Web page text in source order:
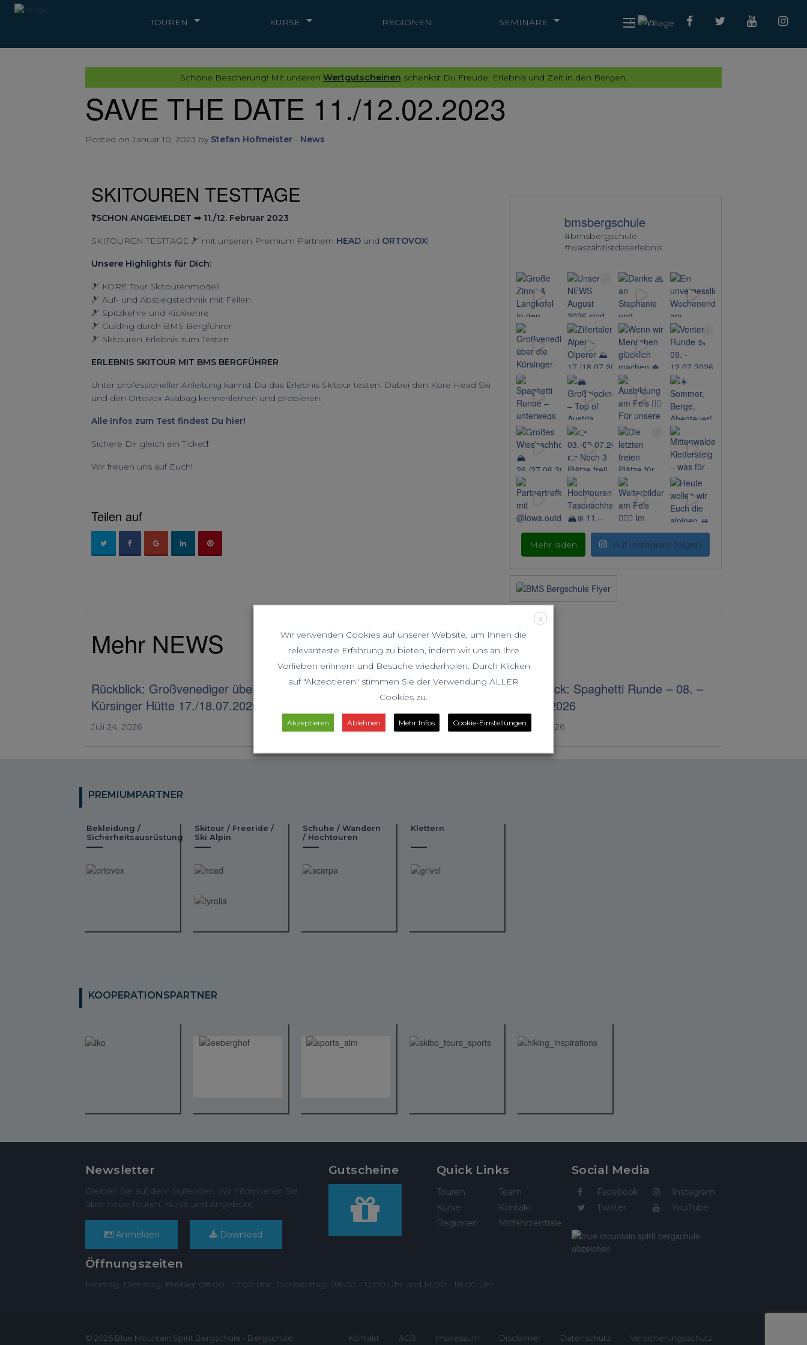
TOUREN KURSE REGIONEN SEMINARE NEWS
Schöne Bescherung! Mit unseren Wertgutscheinen schenkst Du Freude, Erlebnis und Zeit in den Bergen.
SAVE THE DATE 11./12.02.2023
Posted on Januar 10, 2023 by Stefan Hofmeister - News
SKITOUREN TESTTAGE
❓SCHON ANGEMELDET ➡ 11./12. Februar 2023
SKITOUREN TESTTAGE 🎿 mit unseren Premium Partnern HEAD und ORTOVOX!
Unsere Highlights für Dich:
🎿 KORE Tour Skitourenmodell
🎿 Auf- und Abstiegstechnik mit Fellen
🎿 Spitzkehre und Kickkehre
🎿 Guiding durch BMS Bergführer
🎿 Skitouren Erlebnis zum Testen
ERLEBNIS SKITOUR MIT BMS BERGFÜHRER
Unter professioneller Anleitung kannst Du das Erlebnis Skitour testen. Dabei den Kore Head Ski
und den Ortovox Avabag kennenlernen und probieren.
Alle Infos zum Test findest Du hier!
Sichere Dir gleich ein Ticket❗️
Wir freuen uns auf Euch!
Teilen auf
bmsbergschule
#bmsbergschule
#waszähltistdaserlebnis
Mehr laden Auf Instagram folgen
Mehr NEWS
Rückblick: Großvenediger über die
Kürsinger Hütte 17./18.07.2026
Juli 24, 2026
RÜCKBLICK: Zillertaler Alpen –
Juli 20, 2026
Rückblick: Spaghetti Runde – 08. –
13.07.2026
Juli 14, 2026
PREMIUMPARTNER
Bekleidung /
Sicherheitsausrüstung
Skitour / Freeride /
Ski Alpin
Schuhe / Wandern
/ Hochtouren
Klettern
KOOPERATIONSPARTNER
Newsletter
Bleiben Sie auf dem laufenden. Wir informieren Sie
über neue Touren, Kurse und Angebote.
Anmelden Download
Gutscheine Quick Links
Touren
Kurse
Regionen
Team
Kontakt
Mitfahrzentrale
Social Media
Facebook
Twitter
Instagram
YouTube
Öffnungszeiten
Montag, Dienstag, Freitag: 08:00 - 12:00 Uhr, Donnerstag: 08:00 - 12:00 Uhr und 14:00 - 18:00 Uhr
© 2026 Blue Mountain Spirit Bergschule - Bergschule Kontakt AGB Impressum Disclaimer Datenschutz Versicherungsschutz
X
Wir verwenden Cookies auf unserer Website, um Ihnen die
relevanteste Erfahrung zu bieten, indem wir uns an Ihre
Vorlieben erinnern und Besuche wiederholen. Durch Klicken
auf "Akzeptieren" stimmen Sie der Verwendung ALLER
Cookies zu.
Akzeptieren Ablehnen Mehr Infos Cookie-Einstellungen